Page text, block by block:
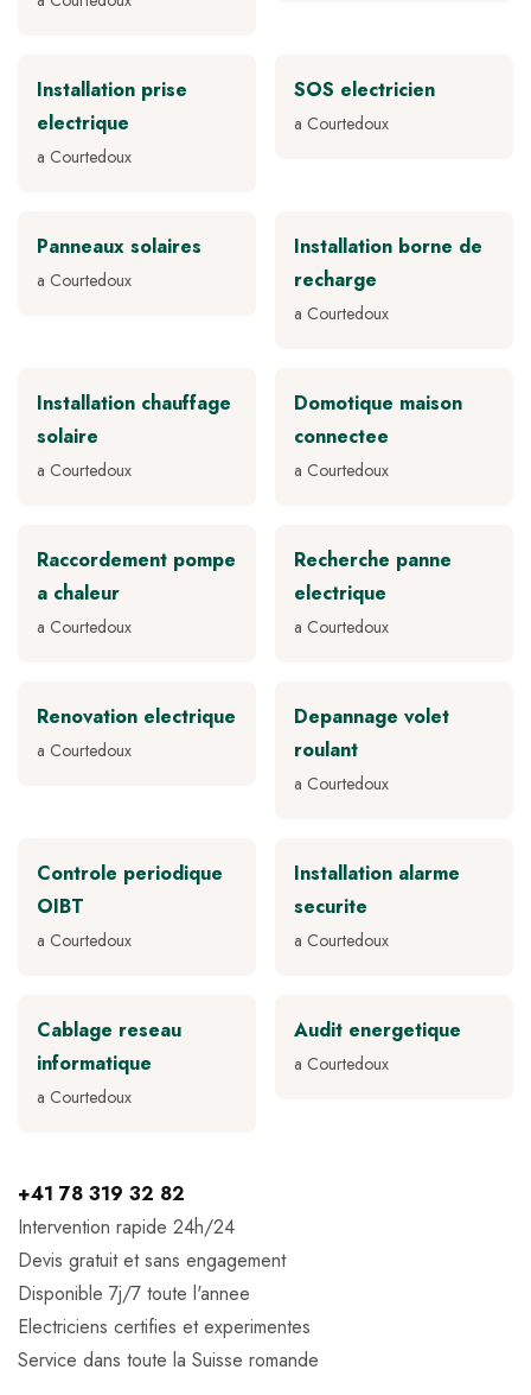
Installation prise
electrique
a Courtedoux
SOS electricien
a Courtedoux
Panneaux solaires
a Courtedoux
Installation borne de
recharge
a Courtedoux
Installation chauffage
solaire
a Courtedoux
Domotique maison
connectee
a Courtedoux
Raccordement pompe
a chaleur
a Courtedoux
Recherche panne
electrique
a Courtedoux
Renovation electrique
a Courtedoux
Depannage volet
roulant
a Courtedoux
Controle periodique
OIBT
a Courtedoux
Installation alarme
securite
a Courtedoux
Cablage reseau
informatique
a Courtedoux
Audit energetique
a Courtedoux
+41 78 319 32 82
Intervention rapide 24h/24
Devis gratuit et sans engagement
Disponible 7j/7 toute l'annee
Electriciens certifies et experimentes
Service dans toute la Suisse romande